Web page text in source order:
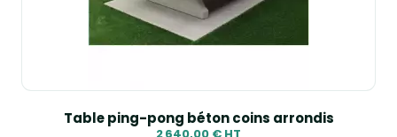
Table ping-pong béton coins arrondis